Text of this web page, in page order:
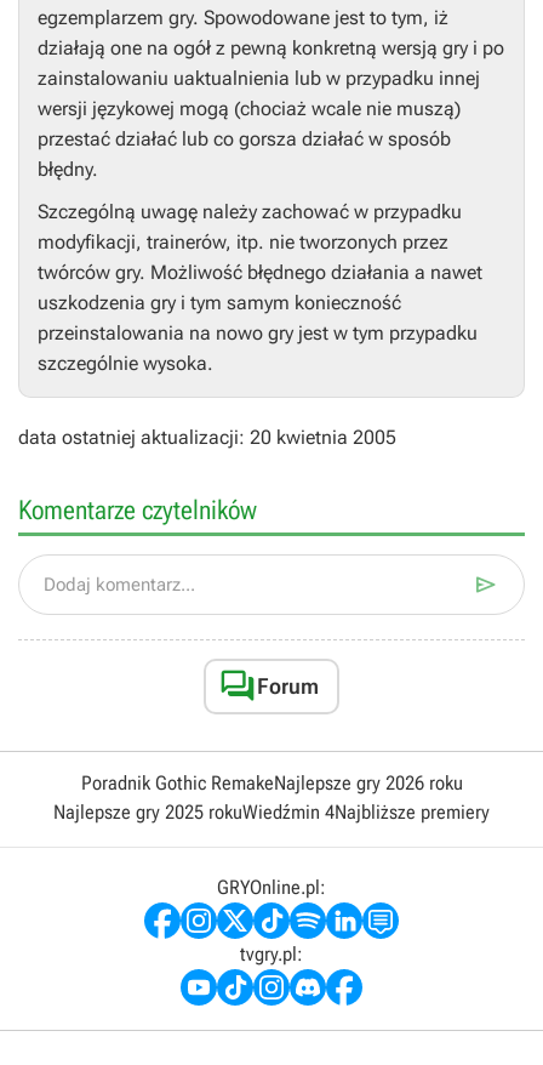
egzemplarzem gry. Spowodowane jest to tym, iż
działają one na ogół z pewną konkretną wersją gry i po
zainstalowaniu uaktualnienia lub w przypadku innej
wersji językowej mogą (chociaż wcale nie muszą)
przestać działać lub co gorsza działać w sposób
błędny.
Szczególną uwagę należy zachować w przypadku
modyfikacji, trainerów, itp. nie tworzonych przez
twórców gry. Możliwość błędnego działania a nawet
uszkodzenia gry i tym samym konieczność
przeinstalowania na nowo gry jest w tym przypadku
szczególnie wysoka.
data ostatniej aktualizacji: 20 kwietnia 2005
Komentarze czytelników
Dodaj komentarz... 
Forum
Poradnik Gothic RemakeNajlepsze gry 2026 roku
Najlepsze gry 2025 rokuWiedźmin 4Najbliższe premiery
GRYOnline.pl:
tvgry.pl: